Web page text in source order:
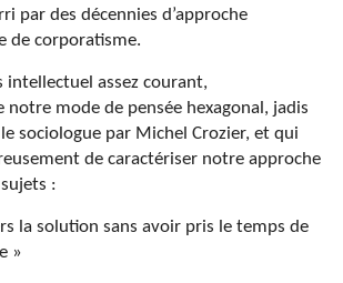
par des décennies d’approche
de corporatisme.
intellectuel assez courant,
notre mode de pensée hexagonal, jadis
sociologue par Michel Crozier, et qui
de caractériser notre approche
:
la solution sans avoir pris le temps de
»